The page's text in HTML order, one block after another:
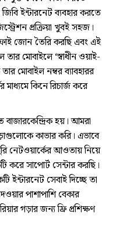
ইন্টারনেট ব্যবহার করতে
প্রক্রিয়া খুবই সহজ।
ফাই জোন তৈরি করছি এবং এই
মোবাইলে ‘স্বাধীন ওয়াই-
মোবাইল নম্বর ব্যাবহারর
কিনে রিচার্জ করে
হয়। আমরা
কাভার করি। এভাবে
নেটওয়ার্কের আওতায় নিয়ে
করে সাপোর্ট সেন্টার করছি।
ইন্টারনেট সেবাই দিচ্ছে তা
পাশাপাশি বেকার
গড়ার জন্য ফ্রি প্রশিক্ষণ